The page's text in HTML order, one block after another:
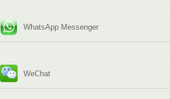
WhatsApp Messenger
WeChat